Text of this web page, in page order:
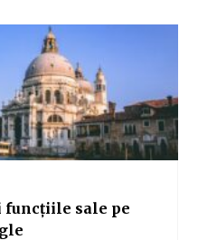
funcțiile sale pe